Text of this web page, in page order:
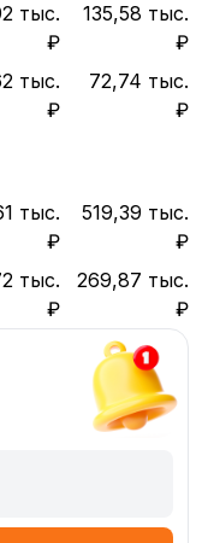
тыс.
₽
135,58 тыс.
₽
тыс.
₽
72,74 тыс.
₽
тыс.
₽
519,39 тыс.
₽
тыс.
₽
269,87 тыс.
₽